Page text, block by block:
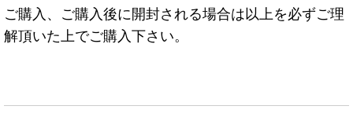
ご購入、ご購入後に開封される場合は以上を必ずご理
解頂いた上でご購入下さい。